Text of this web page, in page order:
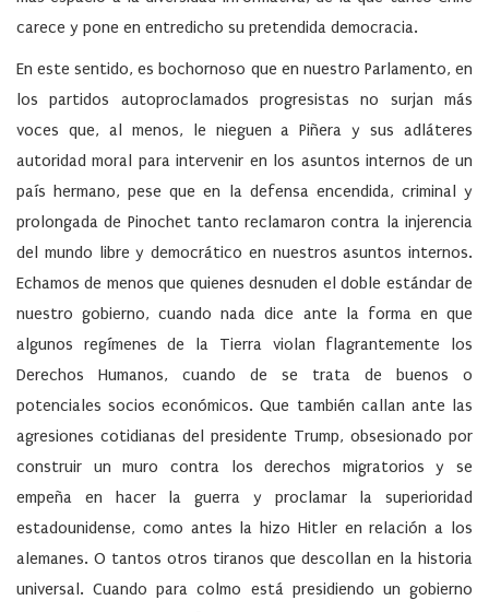
carece y pone en entredicho su pretendida democracia.
En este sentido, es bochornoso que en nuestro Parlamento, en
los partidos autoproclamados progresistas no surjan más
voces que, al menos, le nieguen a Piñera y sus adláteres
autoridad moral para intervenir en los asuntos internos de un
país hermano, pese que en la defensa encendida, criminal y
prolongada de Pinochet tanto reclamaron contra la injerencia
del mundo libre y democrático en nuestros asuntos internos.
Echamos de menos que quienes desnuden el doble estándar de
nuestro gobierno, cuando nada dice ante la forma en que
algunos regímenes de la Tierra violan flagrantemente los
Derechos Humanos, cuando de se trata de buenos o
potenciales socios económicos. Que también callan ante las
agresiones cotidianas del presidente Trump, obsesionado por
construir un muro contra los derechos migratorios y se
empeña en hacer la guerra y proclamar la superioridad
estadounidense, como antes la hizo Hitler en relación a los
alemanes. O tantos otros tiranos que descollan en la historia
universal. Cuando para colmo está presidiendo un gobierno